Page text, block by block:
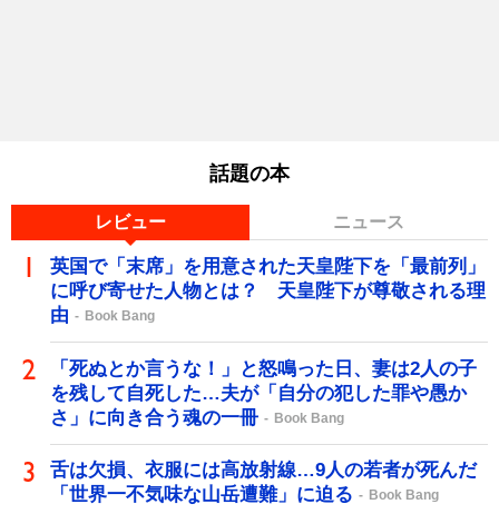
話題の本
レビュー ニュース
英国で「末席」を用意された天皇陛下を「最前列」
に呼び寄せた人物とは？ 天皇陛下が尊敬される理
由
Book Bang
「死ぬとか言うな！」と怒鳴った日、妻は2人の子
を残して自死した…夫が「自分の犯した罪や愚か
さ」に向き合う魂の一冊
Book Bang
舌は欠損、衣服には高放射線…9人の若者が死んだ
「世界一不気味な山岳遭難」に迫る
Book Bang